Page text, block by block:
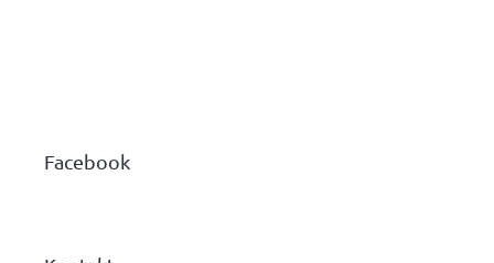
Facebook